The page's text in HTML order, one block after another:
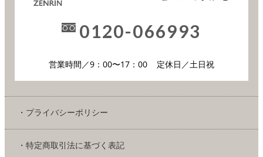
0120-066993
営業時間／9：00〜17：00 定休日／土日祝
・プライバシーポリシー
・特定商取引法に基づく表記